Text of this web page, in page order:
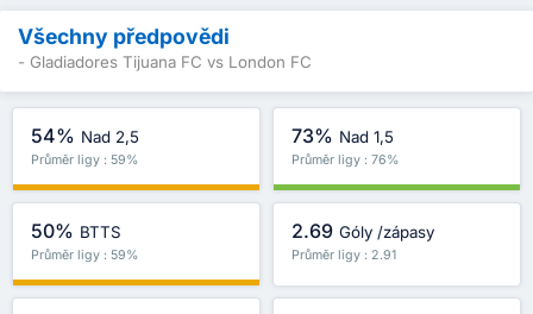
Všechny předpovědi
- Gladiadores Tijuana FC vs London FC
54% Nad 2,5
Průměr ligy : 59%
73% Nad 1,5
Průměr ligy : 76%
50% BTTS
Průměr ligy : 59%
2.69 Góly /zápasy
Průměr ligy : 2.91